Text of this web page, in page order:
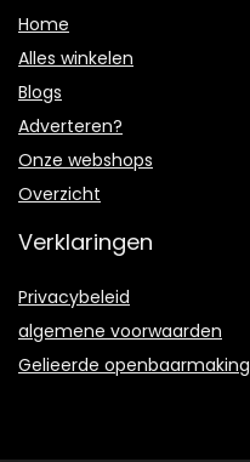
Home
Alles winkelen
Blogs
Adverteren?
Onze webshops
Overzicht
Verklaringen
Privacybeleid
algemene voorwaarden
Gelieerde openbaarmaking